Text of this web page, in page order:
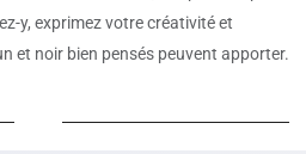
y, exprimez votre créativité et
et noir bien pensés peuvent apporter.